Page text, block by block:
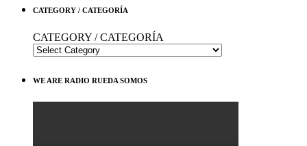
CATEGORY / CATEGORÍA
CATEGORY / CATEGORÍA
WE ARE RADIO RUEDA SOMOS